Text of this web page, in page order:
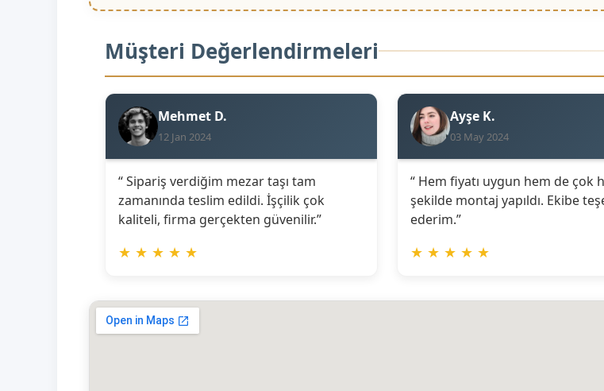
Müşteri Değerlendirmeleri
Mehmet D.
12 Jan 2024
“ Sipariş verdiğim mezar taşı tam
zamanında teslim edildi. İşçilik çok
kaliteli, firma gerçekten güvenilir.”
★ ★ ★ ★ ★
Ayşe K.
03 May 2024
“ Hem fiyatı uygun hem de çok
şekilde montaj yapıldı. Ekibe
ederim.”
★ ★ ★ ★ ★